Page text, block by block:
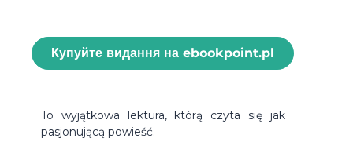
Купуйте видання на ebookpoint.pl
To wyjątkowa lektura, którą czyta się jak
pasjonującą powieść.